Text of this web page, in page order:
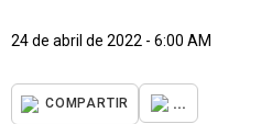
24 de abril de 2022 - 6:00 AM
COMPARTIR ...